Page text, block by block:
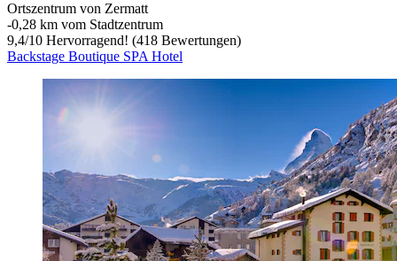
Ortszentrum von Zermatt
‐0,28 km vom Stadtzentrum
9,4/10 Hervorragend! (418 Bewertungen)
Backstage Boutique SPA Hotel